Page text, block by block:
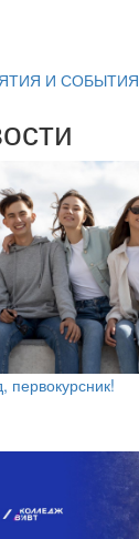
И СОБЫТИЯ
первокурсник!